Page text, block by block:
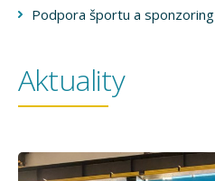
Podpora športu a sponzoring
Aktuality